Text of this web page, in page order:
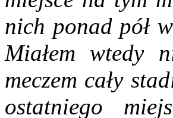
nich ponad pół
Miałem wtedy
meczem cały
ostatniego